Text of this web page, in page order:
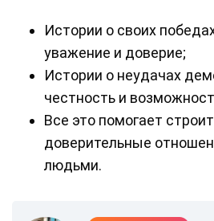
Истории о своих
уважение и доверие;
Истории о неудачах
честность и
Все это помогает
доверительные
людьми.